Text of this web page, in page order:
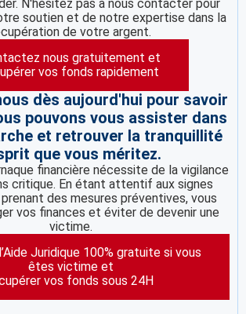
N'hésitez pas à nous contacter pour
soutien et de notre expertise dans la
de votre argent.
nous gratuitement et
vos fonds rapidement
dès aujourd'hui pour savoir
pouvons vous assister dans
et retrouver la tranquillité
que vous méritez.
financière nécessite de la vigilance
critique. En étant attentif aux signes
des mesures préventives, vous
vos finances et éviter de devenir une
victime.
Juridique 100% gratuite si vous
êtes victime et
vos fonds sous 24H